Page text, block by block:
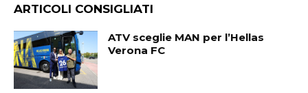
ARTICOLI CONSIGLIATI
ATV sceglie MAN per l’Hellas
Verona FC